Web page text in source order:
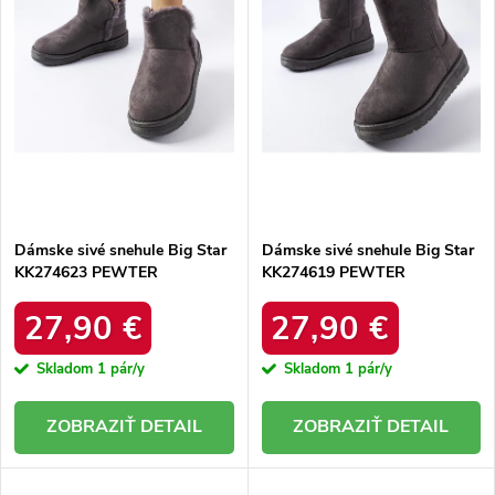
Dámske sivé snehule Big Star
KK274623 PEWTER
27,90 €
Skladom 1 pár/y
DETAIL
Dámske sivé snehule Big Star
KK274619 PEWTER
27,90 €
Skladom 1 pár/y
DETAIL